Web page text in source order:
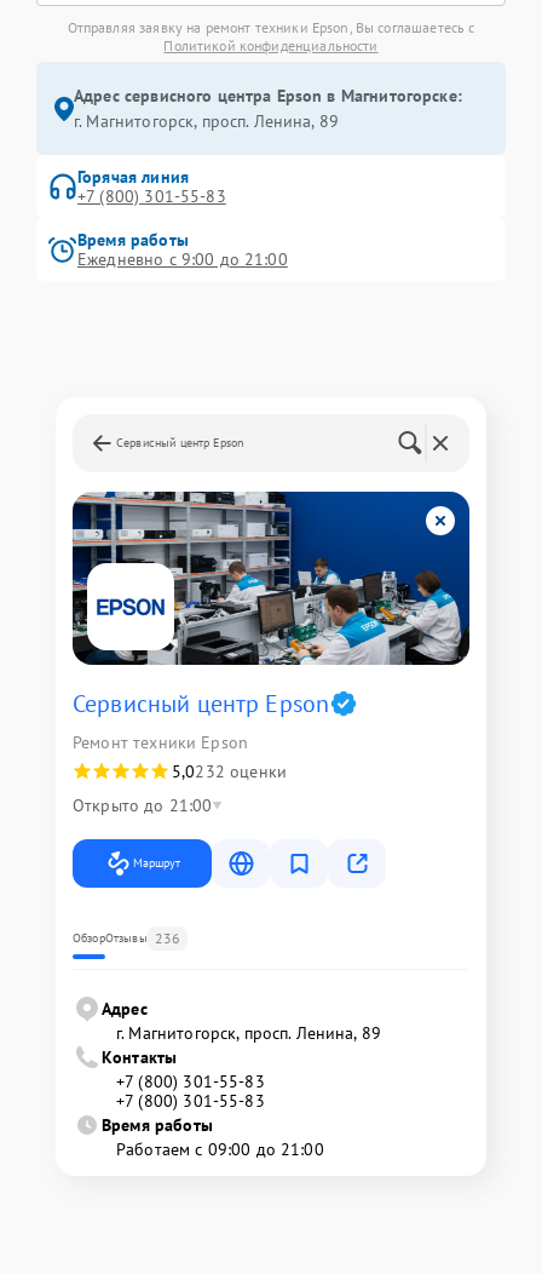
Отправляя заявку на ремонт техники Epson, Вы соглашаетесь с
Политикой конфиденциальности
Адрес сервисного центра Epson в Магнитогорске:
г. Магнитогорск, просп. Ленина, 89
Горячая линия
+7 (800) 301-55-83
Время работы
Ежедневно с 9:00 до 21:00
Сервисный центр Epson
Сервисный центр Epson
Ремонт техники Epson
5,0232 оценки
Открыто до 21:00
Маршрут
ОбзорОтзывы 236
Адрес
г. Магнитогорск, просп. Ленина, 89
Контакты
+7 (800) 301-55-83
+7 (800) 301-55-83
Время работы
Работаем с 09:00 до 21:00